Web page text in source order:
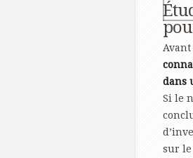
Avant
dans
Si le
sur le